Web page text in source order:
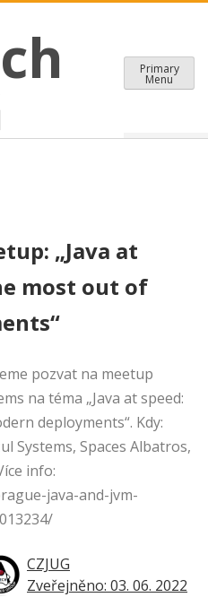
Primary
Menu
„Java at
most out of
pozvat na meetup
na téma „Java at speed:
deployments“. Kdy:
Systems, Spaces Albatros,
info:
java-and-jvm-
CZJUG
Zveřejněno: 03. 06. 2022